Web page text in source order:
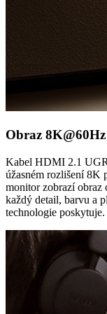
Obraz
Kabel HDMI 2.1
úžasném rozlišení 8K
monitor zobrazí obraz
každý detail, barvu a
technologie poskytuje.